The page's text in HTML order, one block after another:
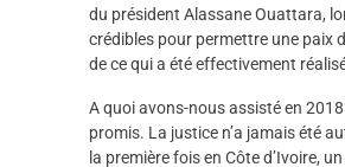
du président Alassane Ouattara,
crédibles pour permettre une paix
de ce qui a été effectivement
A quoi avons-nous assisté en
promis. La justice n’a jamais été
la première fois en Côte d’Ivoire,